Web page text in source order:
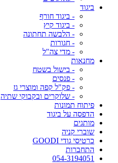
ביגוד
- ביגוד חורף
- ביגוד קיץ
- הלבשה תחתונה
- חגורות
- מדי צה"ל
מחנאות
- בישול בשטח
- פנסים
- פק"ל קפה ומוצרי גז
- שלוקרים ובקבוקי שתיה
פיתוח תמונות
הדפסה על ביגוד
מותגים
שוברי קניה
כרטיסי גודי GOODI
התחברות
054-3194051